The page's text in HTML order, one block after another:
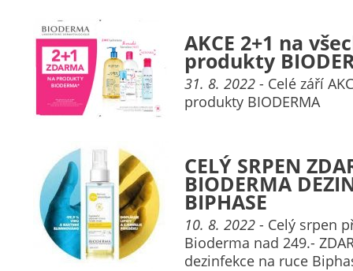
AKCE 2+1 na
produkty
31. 8. 2022 - Celé září
produkty BIODERMA
CELÝ SRPEN
BIODERMA
BIPHASE
10. 8. 2022 - Celý srpen
Bioderma nad 249.-
dezinfekce na ruce